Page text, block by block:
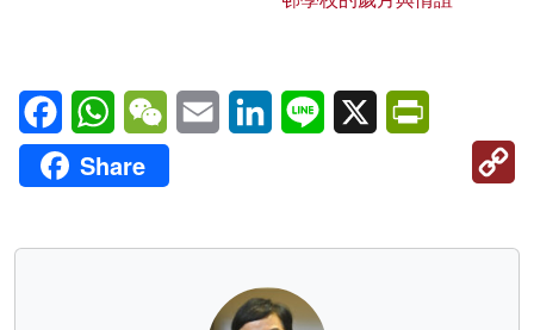
FacebookWhatsAppWeChatEmail LinkedInLine X
Share